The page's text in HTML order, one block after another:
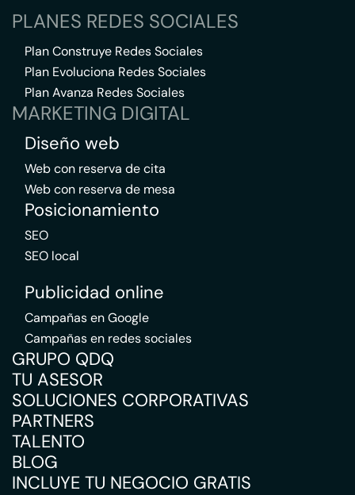
PLANES REDES SOCIALES
Plan Construye Redes Sociales
Plan Evoluciona Redes Sociales
Plan Avanza Redes Sociales
MARKETING DIGITAL
Diseño web
Web con reserva de cita
Web con reserva de mesa
Posicionamiento
SEO
SEO local
Publicidad online
Campañas en Google
Campañas en redes sociales
GRUPO QDQ
TU ASESOR
SOLUCIONES CORPORATIVAS
PARTNERS
TALENTO
BLOG
INCLUYE TU NEGOCIO GRATIS